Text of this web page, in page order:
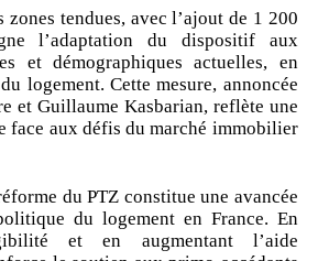
tendues, avec l’ajout de 1 200
l’adaptation du dispositif aux
et démographiques actuelles, en
logement. Cette mesure, annoncée
et Guillaume Kasbarian, reflète une
face aux défis du marché immobilier
du PTZ constitue une avancée
du logement en France. En
et en augmentant l’aide